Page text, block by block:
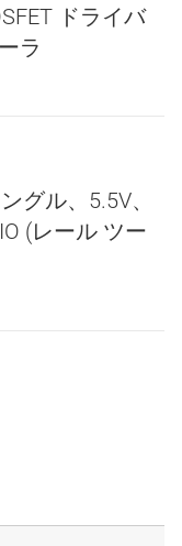
ドライバ
ラ
グル、5.5V、
(レール ツー